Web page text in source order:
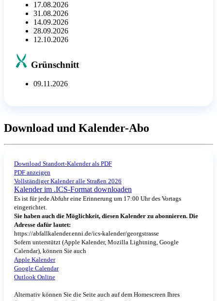
17.08.2026
31.08.2026
14.09.2026
28.09.2026
12.10.2026
Grünschnitt
09.11.2026
Download und Kalender-Abo
Download Standort-Kalender als PDF
PDF anzeigen
Vollständiger Kalender alle Straßen 2026
Kalender im .ICS-Format downloaden
Es ist für jede Abfuhr eine Erinnerung um 17:00 Uhr des Vortags
eingerichtet.
Sie haben auch die Möglichkeit, diesen Kalender zu abonnieren. Die
Adresse dafür lautet:
https://abfallkalender.enni.de/ics-kalender/georgstrasse
Sofern unterstützt (Apple Kalender, Mozilla Lightning, Google
Calendar), können Sie auch
Apple Kalender
Google Calendar
Outlook Online
Alternativ können Sie die Seite auch auf dem Homescreen Ihres